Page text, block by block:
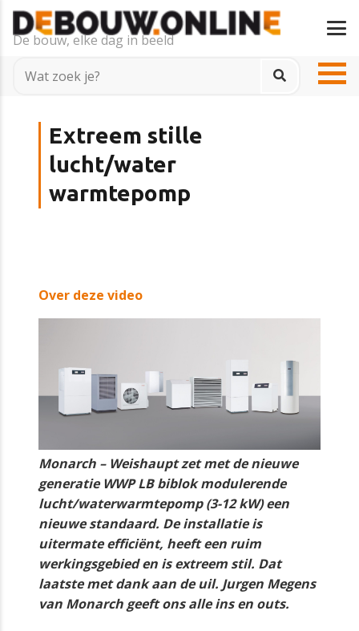
De bouw, elke dag in beeld
Extreem stille
lucht/water
warmtepomp
Over deze video
Monarch – Weishaupt zet met de nieuwe
generatie WWP LB biblok modulerende
lucht/waterwarmtepomp (3-12 kW) een
nieuwe standaard. De installatie is
uitermate efficiënt, heeft een ruim
werkingsgebied en is extreem stil. Dat
laatste met dank aan de uil. Jurgen Megens
van Monarch geeft ons alle ins en outs.